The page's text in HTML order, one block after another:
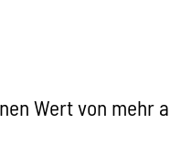
Wert von mehr